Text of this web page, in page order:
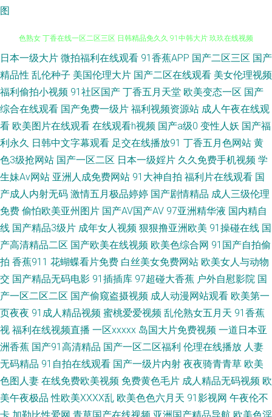
图
久热只精品在线 亚洲天堂2025 九九网络视频 五月天色色 日韩毛码片 91九
色熟女 丁香在线一区二区三区 日韩精品免久久 91中韩大片 玖玖在线视频
超碰在线成人蝌蚪 欧美成人在线TV性爱 51精品视频在线观看 99大香蕉一本
道 老司机av电影 香蕉视频av麻烦 91网站快播传媒 精品婷婷香蕉久久网 先锋
影音女同 91网址美女视频在线观看 久久亚洲天堂 综合色网青青草 日韩欧美
中文字 91日韩电影强奸 黄污视频在线观看导航 午夜成人福利网 91在线精品
视频在线视频 久久这里有 先锋影院日韩精品av 91资源公开在线 久久资源国
产 亚洲一区二区蜜桃 91在线视频发布 久久国产一区 亚洲精品草逼片 91在线
资源站 久草最新网址 婷婷色色五月一区二区 91网站免费观看入口 蜜桃最新
视频在线观看 午夜操逼青青草AV 大香蕉衣人在线 少妇无码一区二区 91精东
久久 福利二区视频 三级做爱毛片 91美女片黄观看软件 国产自91 日韩中文
日本一级大片 微拍福利在线观看 91香蕉APP 国产二区三区 国产
精品性 乱伦种子 美国伦理大片 国产二区在线观看 美女伦理视频
福利偷拍小视频 91社区国产 丁香五月天堂 欧美变态一区 国产
综合在线观看 国产免费一级片 福利视频资源站 成人午夜在线观
看 欧美图片在线观看 在线观看h视频 国产a级0 变性人妖 国产福
利永久 日韩中文字幕观看 足交在线播放91 丁香五月色网站 黄
色3级抢网站 国产一区二区 日本一级婬片 久久免费手机视频 学
生妹Av网站 亚洲人成免费网站 91大神自拍 福利片在线观看 国
产成人内射无码 激情五月极品婷婷 国产剧情精品 成人三级伦理
免费 偷怕欧美亚州图片 国产AV国产AV 97亚洲精华液 国内精自
线 国产精品3级片 成年女人视频 狠狠撸亚洲欧美 91操碰在线 国
产高清精品二区 国产欧美在线视频 欧美色综合网 91国产自拍偷
拍 香蕉911 花蝴蝶看片免费 白丝美女免费网站 欧美女人与动物
交 国产精品无码电影 91插插库 97超碰大香蕉 户外自慰影院 国
产一区二区二区 国产偷窥盗摄视频 成人动漫网站观看 欧美第一
页夜夜 91成人精品视频 蜜桃爱爱视频 乱伦熟女五月天 91香蕉
视 福利在线视频直播 一区xxxxx 岛国大片免费视频 一道日本亚
洲香蕉 国产91高清精品 国产一区二区福利 伦理在线播放 人妻
无码精品 91自拍在线观看 国产一级片内射 夜夜骑青青草 欧美
色图人妻 在线免费欧美视频 免费黄色毛片 成人精品无码视频 欧
美午夜极品 性欧美ⅩⅩⅩⅩ乱 欧美色色六月天 91影视网 午夜伦不